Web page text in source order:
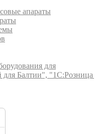
апараты
для
для Балтии", "1С:Розница